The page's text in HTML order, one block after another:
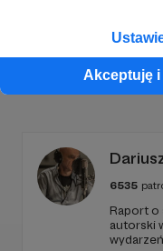
Akceptuję
Promowani
6535
Raport o
autorski